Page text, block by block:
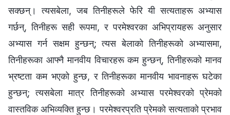
सक्छन्। त्यसबेला, जब तिनीहरूले फेरि यी सत्यताहरू अभ्यास
गर्छन्, तिनीहरू सही रूपमा, र परमेश्‍वरका अभिप्रायहरू अनुसार
अभ्यास गर्न सक्षम हुन्छन्; त्यस बेलाको तिनीहरूको अभ्यासमा,
तिनीहरूका आफ्नै मानवीय विचारहरू कम हुन्छन्, तिनीहरूको मानव
भ्रष्टता कम भएको हुन्छ, र तिनीहरूका मानवीय भावनाहरू घटेका
हुन्छन्; त्यसबेला मात्र तिनीहरूको अभ्यास परमेश्‍वरको प्रेमको
वास्तविक अभिव्यक्ति हुन्छ। परमेश्‍वरप्रति प्रेमको सत्यताको प्रभाव